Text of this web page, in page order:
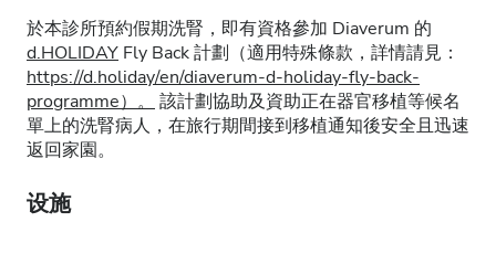
於本診所預約假期洗腎，即有資格參加 Diaverum 的
d.HOLIDAY Fly Back 計劃（適用特殊條款，詳情請見：
https://d.holiday/en/diaverum-d-holiday-fly-back-
programme）。
該計劃協助及資助正在器官移植等候名
單上的洗腎病人，在旅行期間接到移植通知後安全且迅速
返回家園。
设施